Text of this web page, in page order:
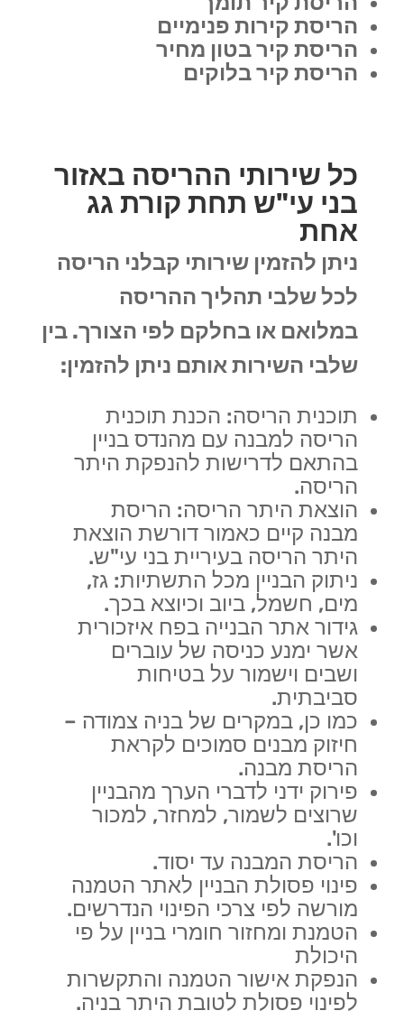
הריסת קירות פנימיים
הריסת קיר בטון מחיר
הריסת קיר בלוקים
כל שירותי ההריסה באזור
בני עי"ש תחת קורת גג
אחת
ניתן להזמין שירותי קבלני הריסה
לכל שלבי תהליך ההריסה
במלואם או בחלקם לפי הצורך. בין
שלבי השירות אותם ניתן להזמין:
תוכנית הריסה: הכנת תוכנית
הריסה למבנה עם מהנדס בניין
בהתאם לדרישות להנפקת היתר
הריסה.
הוצאת היתר הריסה: הריסת
מבנה קיים כאמור דורשת הוצאת
היתר הריסה בעיריית בני עי"ש.
ניתוק הבניין מכל התשתיות: גז,
מים, חשמל, ביוב וכיוצא בכך.
גידור אתר הבנייה בפח איזכורית
אשר ימנע כניסה של עוברים
ושבים וישמור על בטיחות
סביבתית.
כמו כן, במקרים של בניה צמודה –
חיזוק מבנים סמוכים לקראת
הריסת מבנה.
פירוק ידני לדברי הערך מהבניין
שרוצים לשמור, למחזר, למכור
וכו'.
הריסת המבנה עד יסוד.
פינוי פסולת הבניין לאתר הטמנה
מורשה לפי צרכי הפינוי הנדרשים.
הטמנת ומחזור חומרי בניין על פי
היכולת
הנפקת אישור הטמנה והתקשרות
לפינוי פסולת לטובת היתר בניה.